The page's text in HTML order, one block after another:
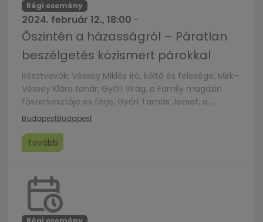
Régi esemény
2024. február 12., 18:00 -
Őszintén a házasságról – Páratlan
beszélgetés közismert párokkal
Résztvevők: Véssey Miklós író, költő és felesége, Mirk-
Véssey Klára tanár; Győri Virág, a Family magazin
főszerkesztője és férje, Győri Tamás József, a
Budapesti Kortárs Keresztény Intézet igazgatója;
operaénekes. Moderátor: Gécsek- Tóth Enikő, a
Kossuth rádió szerkesztő-riportere. A beszélgetés
oldalán: www.facebook.com/hazassaghete
BudapestBudapest
Tovább